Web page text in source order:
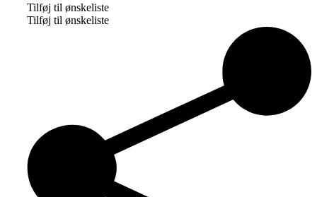
Tilføj til ønskeliste
Tilføj til ønskeliste